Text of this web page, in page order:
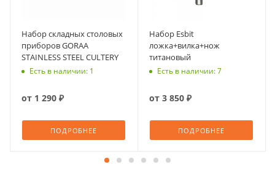
Набор складных столовых
приборов GORAA
STAINLESS STEEL CULTERY
Есть в наличии: 1
от 1 290 ₽
ПОДРОБНЕЕ
Набор Esbit
ложка+вилка+нож
титановый
Есть в наличии: 7
от 3 850 ₽
ПОДРОБНЕЕ